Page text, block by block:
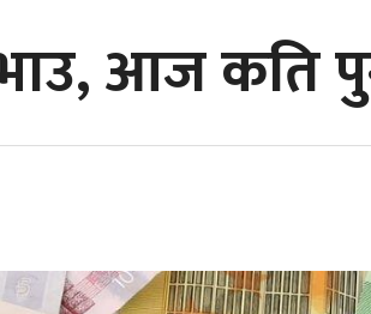
आज कति